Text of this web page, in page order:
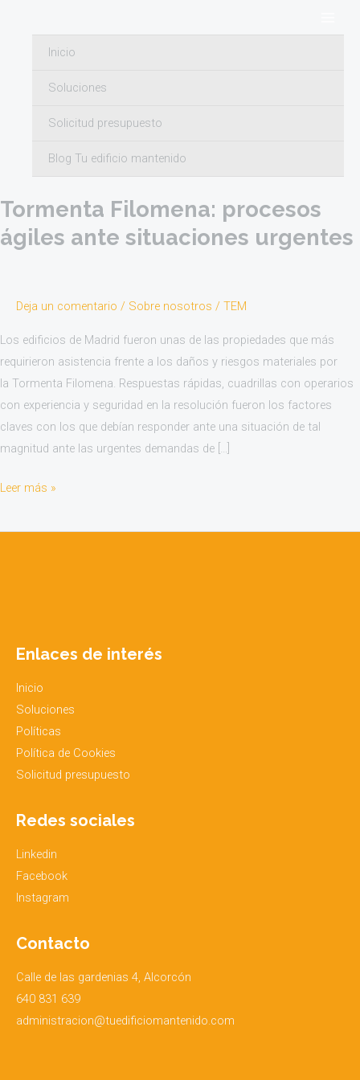
contenidoInicio
Soluciones
Solicitud presupuesto
Blog Tu edificio mantenido
nieve
Tormenta Filomena: procesos
ágiles ante situaciones urgentes
Deja un comentario / Sobre nosotros / TEM
Los edificios de Madrid fueron unas de las propiedades que más
requirieron asistencia frente a los daños y riesgos materiales por
la Tormenta Filomena. Respuestas rápidas, cuadrillas con operarios
con experiencia y seguridad en la resolución fueron los factores
claves con los que debían responder ante una situación de tal
magnitud ante las urgentes demandas de […]
Tormenta
procesos
ágiles
ante
Leer más »
Enlaces de interés
Inicio
Soluciones
Políticas
Política de Cookies
Solicitud presupuesto
Redes sociales
Linkedin
Facebook
Instagram
Contacto
Calle de las gardenias 4, Alcorcón
640 831 639
administracion@tuedificiomantenido.com